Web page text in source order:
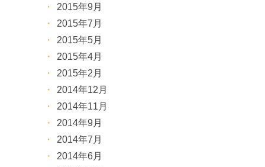
2015年9月
2015年7月
2015年5月
2015年4月
2015年2月
2014年12月
2014年11月
2014年9月
2014年7月
2014年6月